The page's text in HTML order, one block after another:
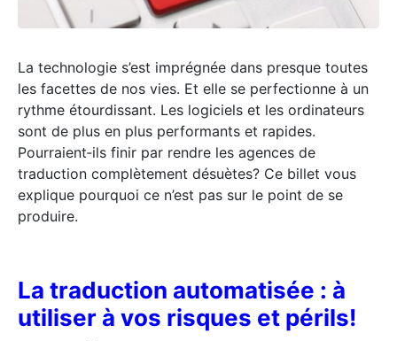
La technologie s’est imprégnée dans presque toutes
les facettes de nos vies. Et elle se perfectionne à un
rythme étourdissant. Les logiciels et les ordinateurs
sont de plus en plus performants et rapides.
Pourraient‑ils finir par rendre les agences de
traduction complètement désuètes? Ce billet vous
explique pourquoi ce n’est pas sur le point de se
produire.
La traduction automatisée : à
utiliser à vos risques et périls!